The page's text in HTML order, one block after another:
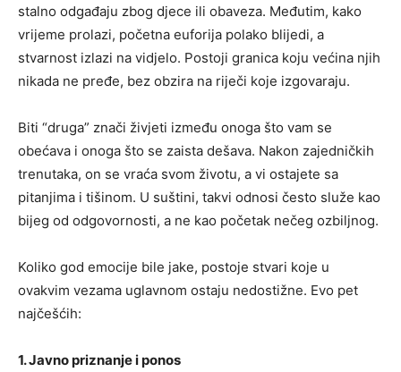
stalno odgađaju zbog djece ili obaveza. Međutim, kako
vrijeme prolazi, početna euforija polako blijedi, a
stvarnost izlazi na vidjelo. Postoji granica koju većina njih
nikada ne pređe, bez obzira na riječi koje izgovaraju.
Biti “druga” znači živjeti između onoga što vam se
obećava i onoga što se zaista dešava. Nakon zajedničkih
trenutaka, on se vraća svom životu, a vi ostajete sa
pitanjima i tišinom. U suštini, takvi odnosi često služe kao
bijeg od odgovornosti, a ne kao početak nečeg ozbiljnog.
Koliko god emocije bile jake, postoje stvari koje u
ovakvim vezama uglavnom ostaju nedostižne. Evo pet
najčešćih:
1. Javno priznanje i ponos